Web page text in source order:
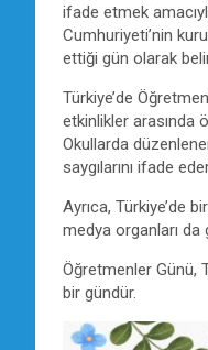
ifade etmek
Cumhuriyeti’nin
ettiği gün olarak
Türkiye’de
etkinlikler arasında
Okullarda
saygılarını ifade
Ayrıca, Türkiye’de
medya organları da
Öğretmenler Günü,
bir gündür.